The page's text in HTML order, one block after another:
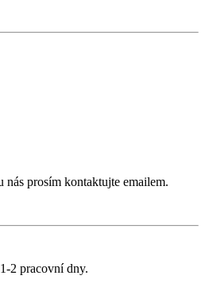
nás prosím kontaktujte emailem.
2 pracovní dny.